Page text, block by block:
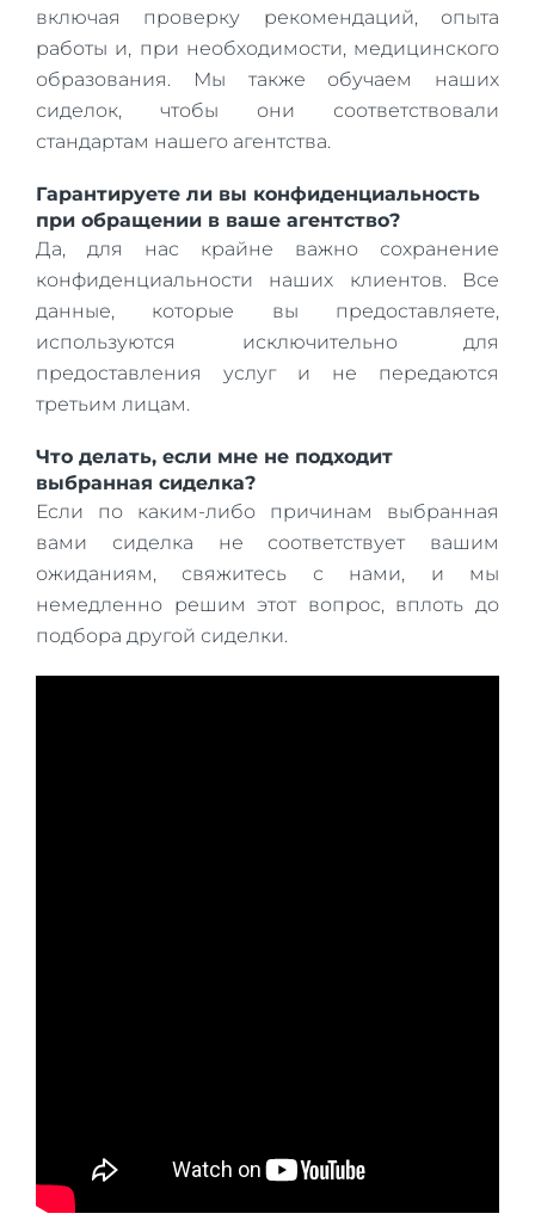
включая проверку рекомендаций, опыта
работы и, при необходимости, медицинского
образования. Мы также обучаем наших
сиделок, чтобы они соответствовали
стандартам нашего агентства.
Гарантируете ли вы конфиденциальность
при обращении в ваше агентство?
Да, для нас крайне важно сохранение
конфиденциальности наших клиентов. Все
данные, которые вы предоставляете,
используются исключительно для
предоставления услуг и не передаются
третьим лицам.
Что делать, если мне не подходит
выбранная сиделка?
Если по каким-либо причинам выбранная
вами сиделка не соответствует вашим
ожиданиям, свяжитесь с нами, и мы
немедленно решим этот вопрос, вплоть до
подбора другой сиделки.